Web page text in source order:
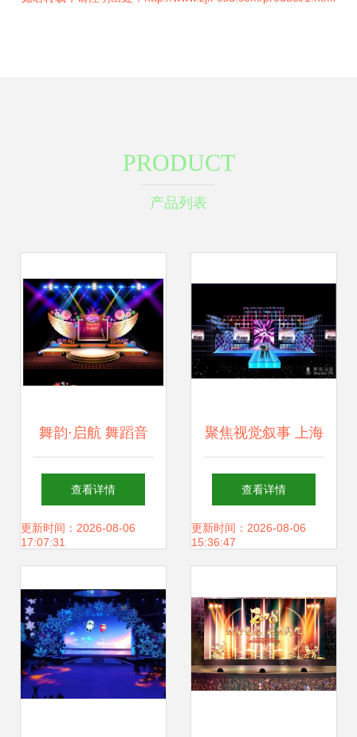
PRODUCT
产品列表
舞韵·启航 舞蹈音
乐艺术大学毕业典
礼晚会舞台3D模型
查看详情
更新时间：2026-08-06
17:07:31
聚焦视觉叙事 上海
公关公司舞台设计
造型要素与艺术策
查看详情
更新时间：2026-08-06
15:36:47